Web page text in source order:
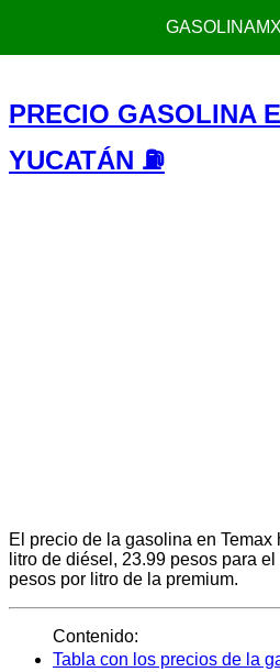
PRECIO GASOLINA
YUCATÁN ⛽
El precio de la gasolina en
litro de diésel, 23.99 pesos para
pesos por litro de la premium.
Contenido:
Tabla con los precios de la